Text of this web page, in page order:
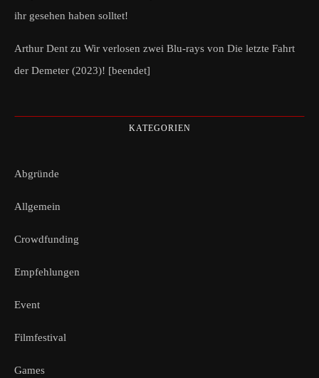
ihr gesehen haben solltet!
Arthur Dent zu Wir verlosen zwei Blu-rays von Die letzte Fahrt
der Demeter (2023)! [beendet]
KATEGORIEN
Abgründe
Allgemein
Crowdfunding
Empfehlungen
Event
Filmfestival
Games